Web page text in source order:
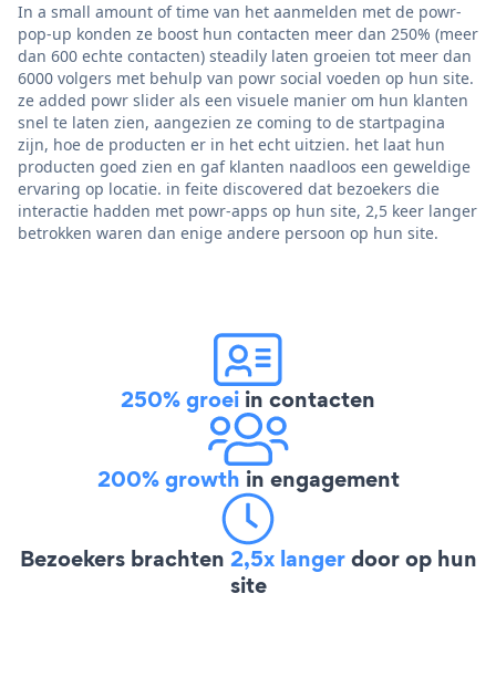
In a small amount of time van het aanmelden met de powr-
pop-up konden ze boost hun contacten meer dan 250% (meer
dan 600 echte contacten) steadily laten groeien tot meer dan
6000 volgers met behulp van powr social voeden op hun site.
ze added powr slider als een visuele manier om hun klanten
snel te laten zien, aangezien ze coming to de startpagina
zijn, hoe de producten er in het echt uitzien. het laat hun
producten goed zien en gaf klanten naadloos een geweldige
ervaring op locatie. in feite discovered dat bezoekers die
interactie hadden met powr-apps op hun site, 2,5 keer langer
betrokken waren dan enige andere persoon op hun site.
250% groei in contacten
200% growth in engagement
Bezoekers brachten 2,5x langerdoor op hun
site